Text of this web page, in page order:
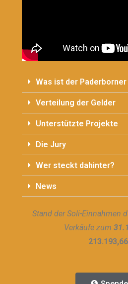
Was ist der
Verteilung der Gelder
Unterstützte Projekte
Die Jury
Wer steckt dahinter?
News
Stand der Soli-Einnahmen
Verkäufe zum